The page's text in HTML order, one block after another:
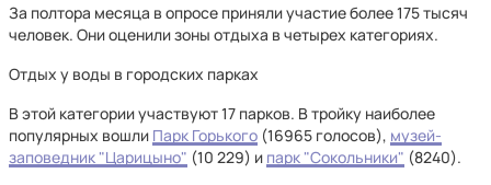
За полтора месяца в опросе приняли участие более 175 тысяч
человек. Они оценили зоны отдыха в четырех категориях.
Отдых у воды в городских парках
В этой категории участвуют 17 парков. В тройку наиболее
популярных вошли Парк Горького (16965 голосов), музей-
заповедник "Царицыно" (10 229) и парк "Сокольники" (8240).